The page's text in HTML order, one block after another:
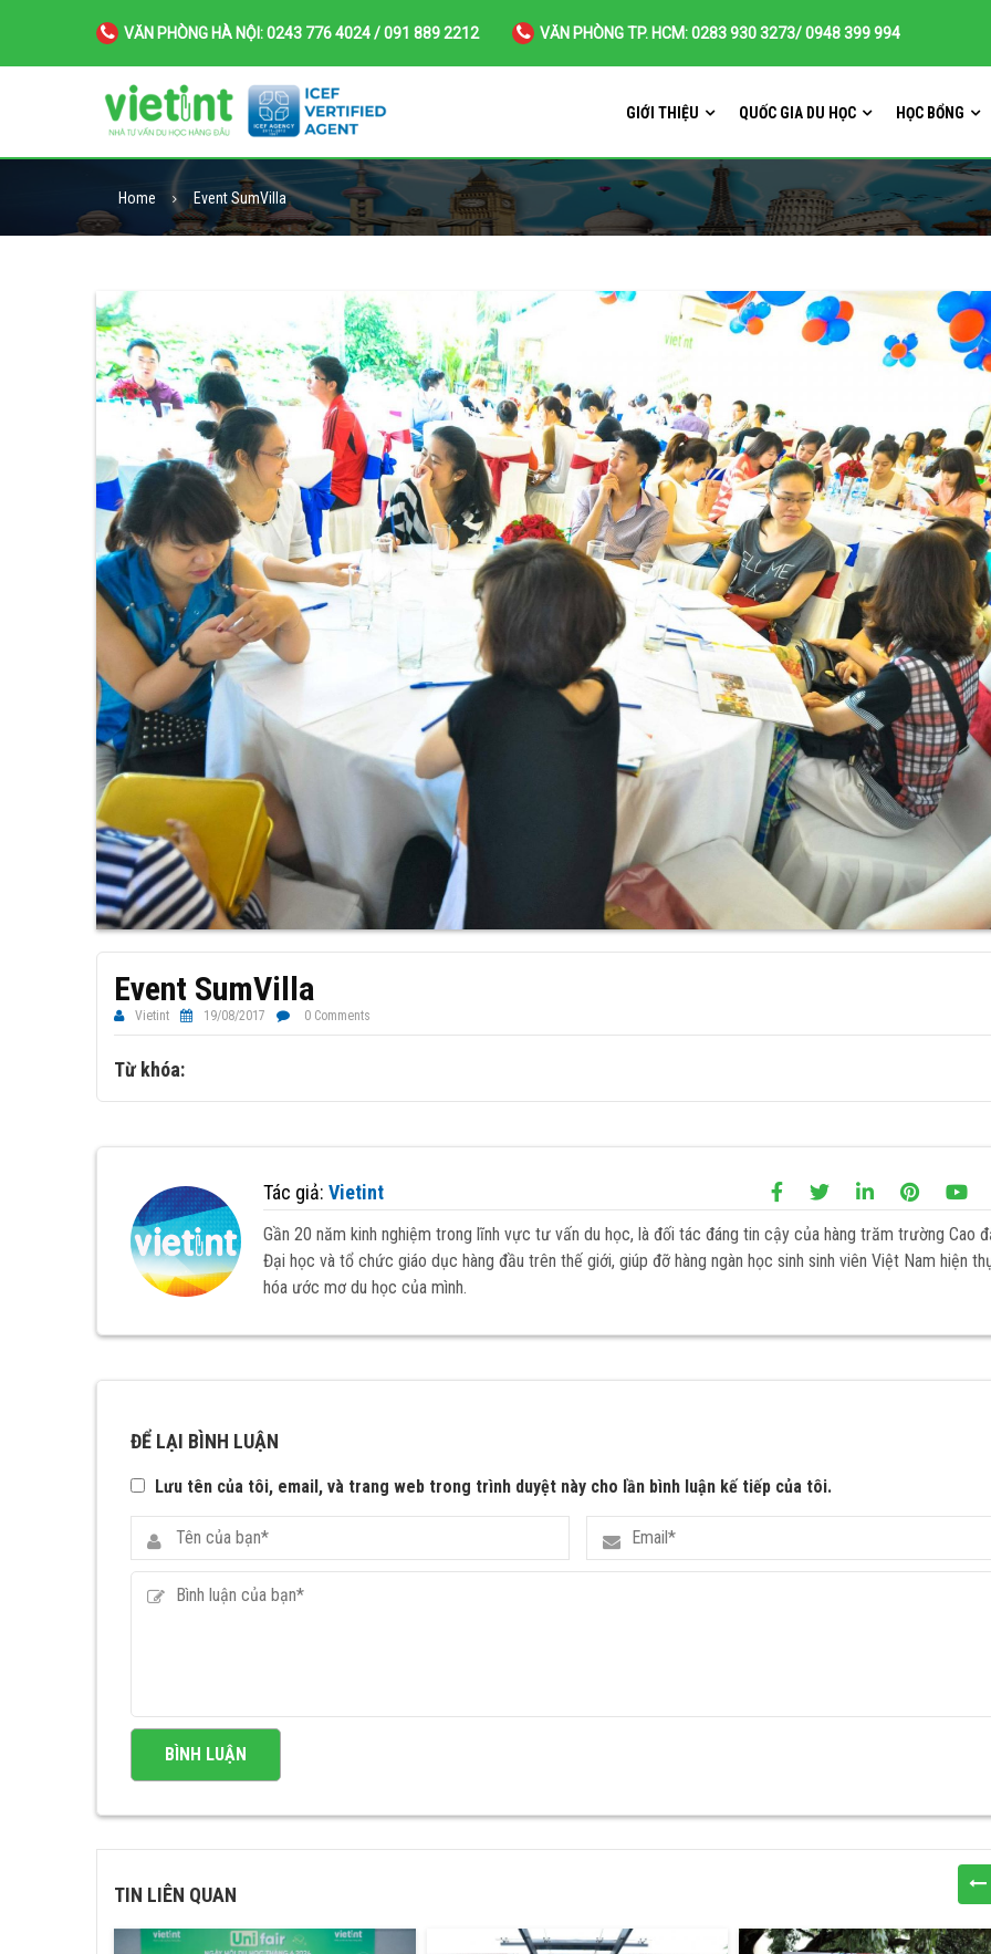
VĂN PHÒNG HÀ NỘI: 0243 776 4024 / 091 889 2212 VĂN PHÒNG TP. HCM: 0283 930 3273/ 0948 399 994
GIỚI THIỆU QUỐC GIA DU HỌC HỌC BỔNG
Home Event SumVilla
Event SumVilla
Vietint 19/08/2017 0 Comments
Từ khóa:
Tác giả: Vietint
Gần 20 năm kinh nghiệm trong lĩnh vực tư vấn du học, là đối tác đáng tin cậy của hàng trăm trường Cao
Đại học và tổ chức giáo dục hàng đầu trên thế giới, giúp đỡ hàng ngàn học sinh sinh viên Việt Nam hiện
hóa ước mơ du học của mình.
ĐỂ LẠI BÌNH LUẬN
Lưu tên của tôi, email, và trang web trong trình duyệt này cho lần bình luận kế tiếp của tôi.
TIN LIÊN QUAN